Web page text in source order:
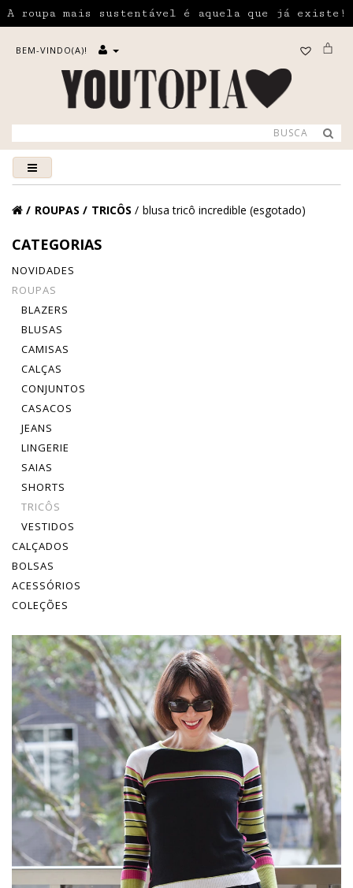
A roupa mais sustentável é aquela que já existe!
BEM-VINDO(A)!
ROUPAS TRICÔS blusa tricô incredible (esgotado)
CATEGORIAS
NOVIDADES
ROUPAS
BLAZERS
BLUSAS
CAMISAS
CALÇAS
CONJUNTOS
CASACOS
JEANS
LINGERIE
SAIAS
SHORTS
TRICÔS
VESTIDOS
CALÇADOS
BOLSAS
ACESSÓRIOS
COLEÇÕES